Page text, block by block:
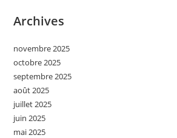
Archives
novembre 2025
octobre 2025
septembre 2025
août 2025
juillet 2025
juin 2025
mai 2025